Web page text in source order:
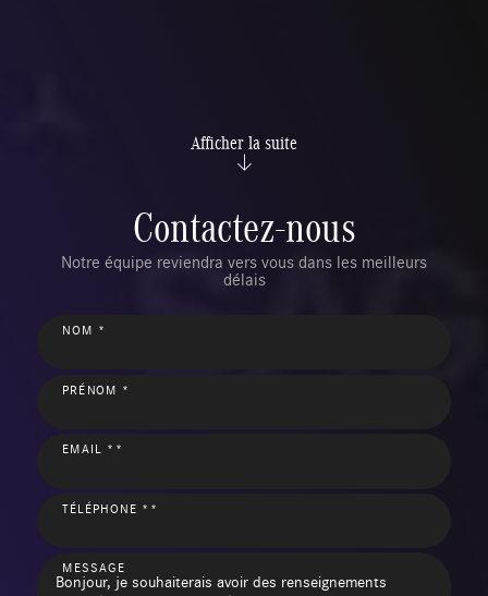
Afficher la suite
Contactez-nous
Notre équipe reviendra vers vous dans les meilleurs
délais
NOM *
PRÉNOM *
EMAIL **
TÉLÉPHONE **
MESSAGE